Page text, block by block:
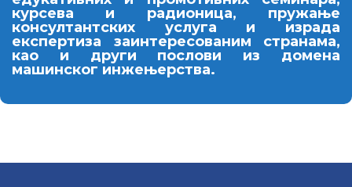
курсева и радионица, пружање
консултантских услуга и израда
експертиза заинтересованим странама,
као и други послови из домена
машинског инжењерства.